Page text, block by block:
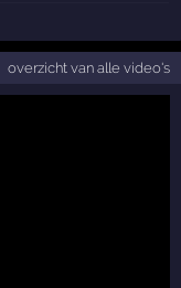
overzicht van alle video's